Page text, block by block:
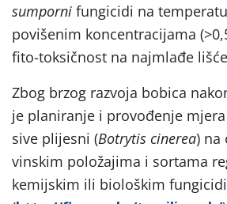
sumporni fungicidi na
povišenim koncentracijama
fito-toksičnost na najmlađe
Zbog brzog razvoja bobica
je planiranje i provođenje
sive plijesni (Botrytis cinerea) na
vinskim položajima i sortama
kemijskim ili biološkim